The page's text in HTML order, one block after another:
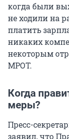
когда были
не ходили на
платить
никаких
некоторым
МРОТ.
Когда
меры?
Пресс-
заявил, что